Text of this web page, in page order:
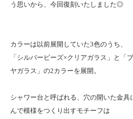
う思いから、今回復刻いたしました◎
カラーは以前展開していた3色のうち、
「シルバービーズ×クリアガラス」と「
ヤガラス」の2カラーを展開。
シャワー台と呼ばれる、穴の開いた金
んで模様をつくり出すモチーフは